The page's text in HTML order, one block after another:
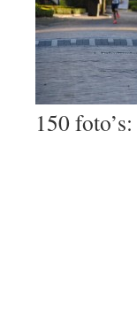
150 foto’s: